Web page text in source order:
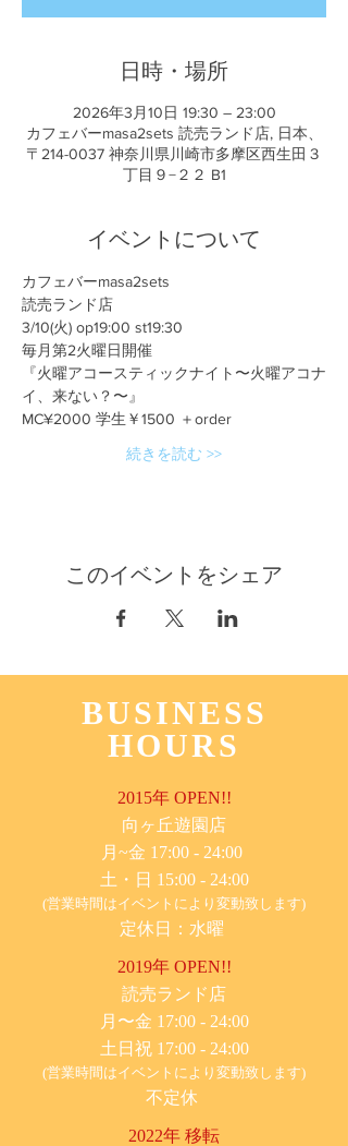
日時・場所
2026年3月10日 19:30 – 23:00
カフェバーmasa2sets 読売ランド店, 日本、
〒214-0037 神奈川県川崎市多摩区西生田３
丁目９−２２ B1
イベントについて
カフェバーmasa2sets
読売ランド店
3/10(火) op19:00 st19:30
毎月第2火曜日開催
『火曜アコースティックナイト〜火曜アコナ
イ、来ない？〜』
MC¥2000 学生￥1500 ＋order
続きを読む >>
このイベントをシェア
BUSINESS
HOURS
2015年 OPEN!!
​向ヶ丘遊園店
月~金 17:00 - 24:00
土・日 15:00 - 24:00
(営業時間はイベントにより変動致します)
定休日：水曜
2019年 OPEN!!
​読売ランド店
月〜金 17:00 - 24:00
土日祝 17:00 - 24:00
(営業時間はイベントにより変動致します)
不定休
2022年 移転